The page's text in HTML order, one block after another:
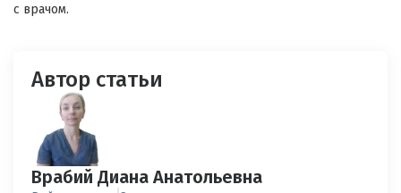
с врачом.
Автор статьи
Врабий Диана Анатольевна